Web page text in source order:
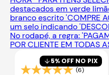
5% OFF NO PIX
(6)